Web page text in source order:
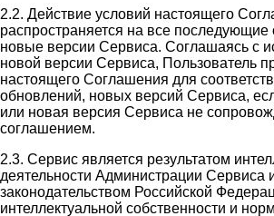
2.2. Действие условий настоящего
распространяется на все последующие
новые версии Сервиса. Соглашаясь с
новой версии Сервиса, Пользователь
настоящего Соглашения для
обновлений, новых версий Сервиса,
или новая версия Сервиса не
соглашением.
2.3. Сервис является результатом
деятельности Администрации Сервиса
законодательством Российской
интеллектуальной собственности и